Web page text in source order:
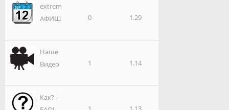
extreme-
АФИША
0 1.29
Наше
Видео
1 1.14
Как? -